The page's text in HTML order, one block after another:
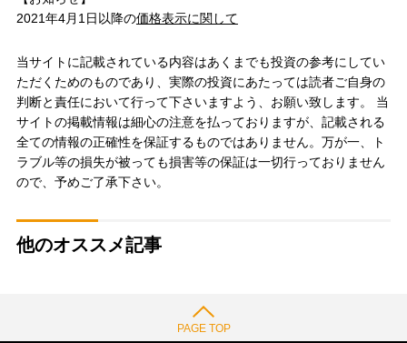
2021年4月1日以降の価格表示に関して
当サイトに記載されている内容はあくまでも投資の参考にしてい
ただくためのものであり、実際の投資にあたっては読者ご自身の
判断と責任において行って下さいますよう、お願い致します。 当
サイトの掲載情報は細心の注意を払っておりますが、記載される
全ての情報の正確性を保証するものではありません。万が一、ト
ラブル等の損失が被っても損害等の保証は一切行っておりません
ので、予めご了承下さい。
他のオススメ記事
PAGE TOP